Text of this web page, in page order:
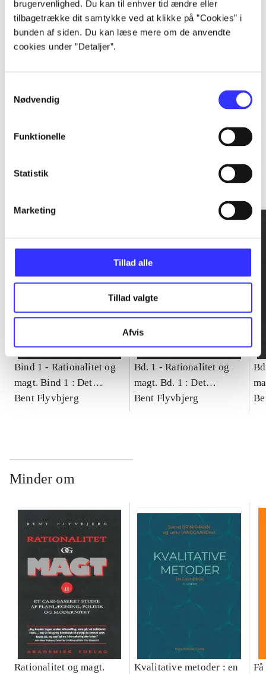
brugervenlighed. Du kan til enhver tid ændre eller
tilbagetrække dit samtykke ved at klikke på ”Cookies” i
bunden af siden. Du kan læse mere om de anvendte
cookies under ”Detaljer”.
Nødvendig
Funktionelle
Statistik
Marketing
Tillad alle
Tillad valgte
Afvis
...
Bind 1 - Rationalitet og
magt. Bind 1 : Det
konkretes videnskab
Bent Flyvbjerg
Bd. 1 -Rationalitet og
magt. Bd. 1 : Det
konkretes videnskab
Bent Flyvbjerg
Minder om
Rationalitet og magt.
Kvalitative metoder : en